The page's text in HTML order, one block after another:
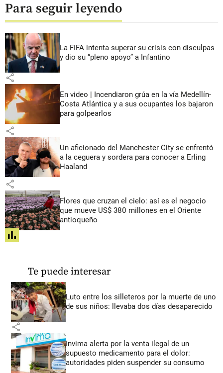
Para seguir leyendo
La FIFA intenta superar su crisis con disculpas
y dio su “pleno apoyo” a Infantino
share
En video | Incendiaron grúa en la vía Medellín-
Costa Atlántica y a sus ocupantes los bajaron
para golpearlos
share
Un aficionado del Manchester City se enfrentó
a la ceguera y sordera para conocer a Erling
Haaland
share
Flores que cruzan el cielo: así es el negocio
que mueve US$ 380 millones en el Oriente
antioqueño
share
Te puede interesar
Luto entre los silleteros por la muerte de uno
de sus niños: llevaba dos días desaparecido
share
Invima alerta por la venta ilegal de un
supuesto medicamento para el dolor:
autoridades piden suspender su consumo